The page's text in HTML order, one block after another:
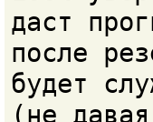
даст
после
будет
(не